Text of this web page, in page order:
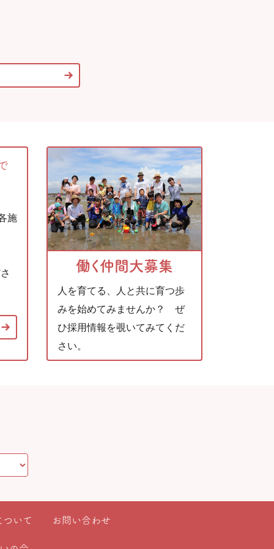
施
働く仲間大募集
人を育てる、人と共に育つ歩
みを始めてみませんか？ ぜ
ひ採用情報を覗いてみてくだ
さい。
ついて お問い合わせ